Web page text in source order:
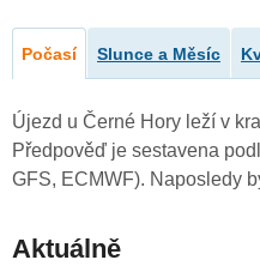
Počasí Slunce a Měsíc
Újezd u Černé Hory leží v
Předpověď je sestavena
GFS, ECMWF). Naposledy
Aktuálně